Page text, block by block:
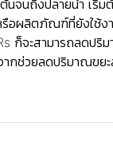
นจนถึงปลายน้ำ เริ่
อผลิตภัณฑ์ที่ยังใช้ง
ก็จะสามารถลดป
ากช่วยลดปริมาณข